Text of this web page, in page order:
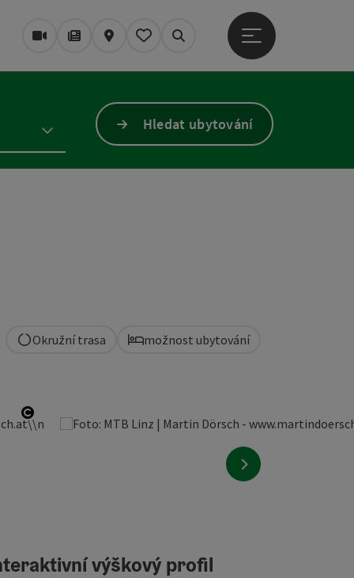
Webové kamery
Časopis/Blog
MapaZapamatované
Vyhledávání
Otevřít hlavní
Hledat ubytování
otevřít copyright
nächstes Element
Okružní trasa možnost ubytování
výškový profil